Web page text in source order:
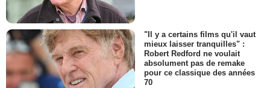
"Il y a certains films qu'il vaut
mieux laisser tranquilles" :
Robert Redford ne voulait
absolument pas de remake
pour ce classique des années
70